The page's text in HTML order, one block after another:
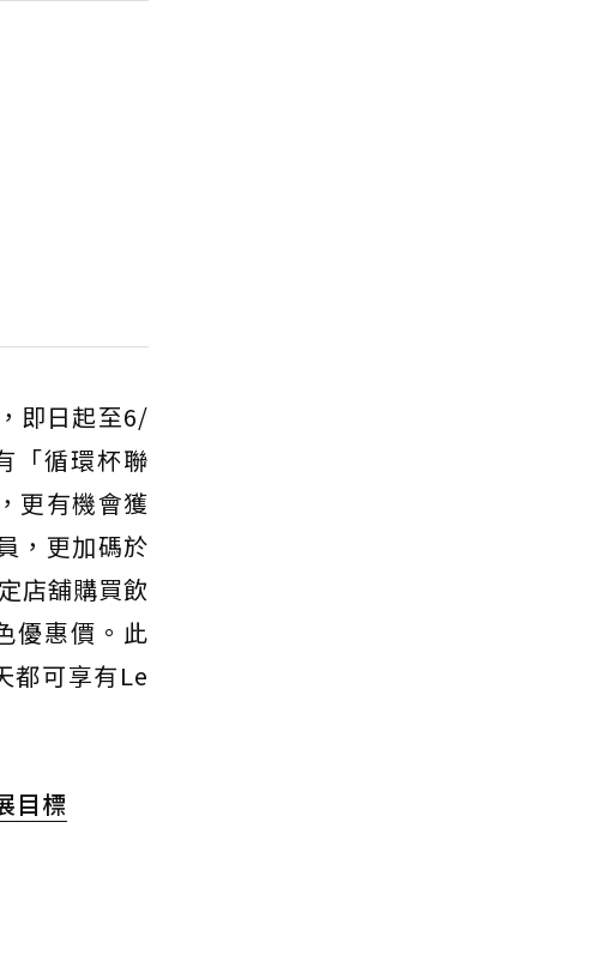
即日起至6/
「循環杯聯
更有機會獲
，更加碼於
店舖購買飲
優惠價。此
都可享有Le
目標